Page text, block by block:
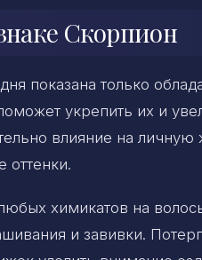
Скорпион
показана только
укрепить их и
влияние на
оттенки.
химикатов на
и завивки.